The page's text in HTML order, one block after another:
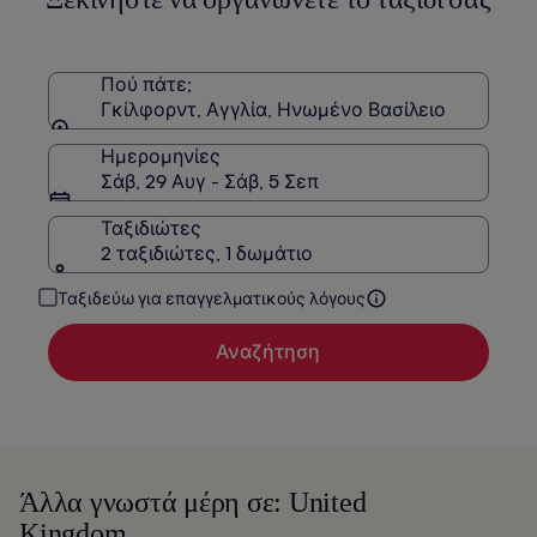
Πού πάτε;
Γκίλφορντ, Αγγλία, Ηνωμένο Βασίλειο
Ημερομηνίες
Σάβ, 29 Αυγ - Σάβ, 5 Σεπ
Ταξιδιώτες
2 ταξιδιώτες, 1 δωμάτιο
Ταξιδεύω για επαγγελματικούς λόγους
Αναζήτηση
Άλλα γνωστά μέρη σε: United